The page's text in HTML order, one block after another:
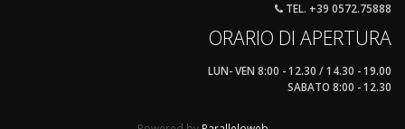
TEL. +39 0572.75888
ORARIO DI APERTURA
LUN- VEN 8:00 - 12.30 / 14.30 - 19.00
SABATO 8:00 - 12.30